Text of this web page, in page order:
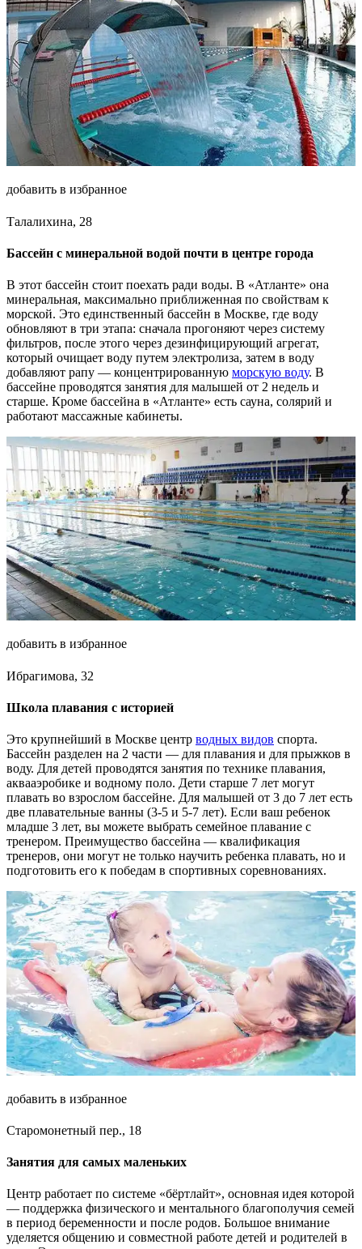
добавить в избранное
Талалихина, 28
Бассейн с минеральной водой почти в центре города
В этот бассейн стоит поехать ради воды. В «Атланте» она
минеральная, максимально приближенная по свойствам к
морской. Это единственный бассейн в Москве, где воду
обновляют в три этапа: сначала прогоняют через систему
фильтров, после этого через дезинфицирующий агрегат,
который очищает воду путем электролиза, затем в воду
добавляют рапу — концентрированную морскую воду. В
бассейне проводятся занятия для малышей от 2 недель и
старше. Кроме бассейна в «Атланте» есть сауна, солярий и
работают массажные кабинеты.
добавить в избранное
Ибрагимова, 32
Школа плавания с историей
Это крупнейший в Москве центр водных видов спорта.
Бассейн разделен на 2 части — для плавания и для прыжков в
воду. Для детей проводятся занятия по технике плавания,
аквааэробике и водному поло. Дети старше 7 лет могут
плавать во взрослом бассейне. Для малышей от 3 до 7 лет есть
две плавательные ванны (3-5 и 5-7 лет). Если ваш ребенок
младше 3 лет, вы можете выбрать семейное плавание с
тренером. Преимущество бассейна — квалификация
тренеров, они могут не только научить ребенка плавать, но и
подготовить его к победам в спортивных соревнованиях.
добавить в избранное
Старомонетный пер., 18
Занятия для самых маленьких
Центр работает по системе «бёртлайт», основная идея которой
— поддержка физического и ментального благополучия семей
в период беременности и после родов. Большое внимание
уделяется общению и совместной работе детей и родителей в